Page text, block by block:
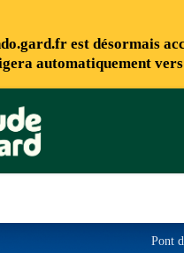
est désormais
automatiquement